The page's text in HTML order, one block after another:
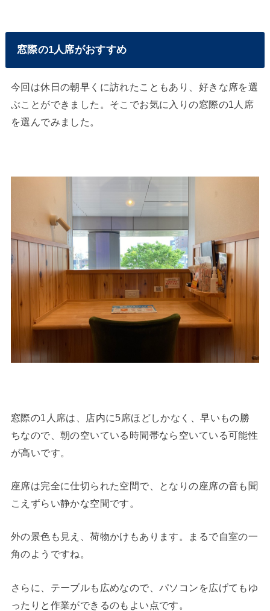
窓際の1人席がおすすめ
今回は休日の朝早くに訪れたこともあり、好きな席を選
ぶことができました。そこでお気に入りの窓際の1人席
を選んでみました。
窓際の1人席は、店内に5席ほどしかなく、早いもの勝
ちなので、朝の空いている時間帯なら空いている可能性
が高いです。
座席は完全に仕切られた空間で、となりの座席の音も聞
こえずらい静かな空間です。
外の景色も見え、荷物かけもあります。まるで自室の一
角のようですね。
さらに、テーブルも広めなので、パソコンを広げてもゆ
ったりと作業ができるのもよい点です。